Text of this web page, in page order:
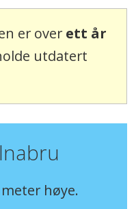
er over ett år
utdatert
høye.